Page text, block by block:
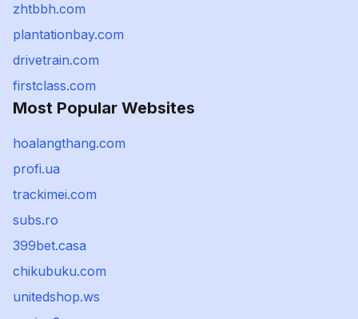
zhtbbh.com
plantationbay.com
drivetrain.com
firstclass.com
Most Popular Websites
hoalangthang.com
profi.ua
trackimei.com
subs.ro
399bet.casa
chikubuku.com
unitedshop.ws